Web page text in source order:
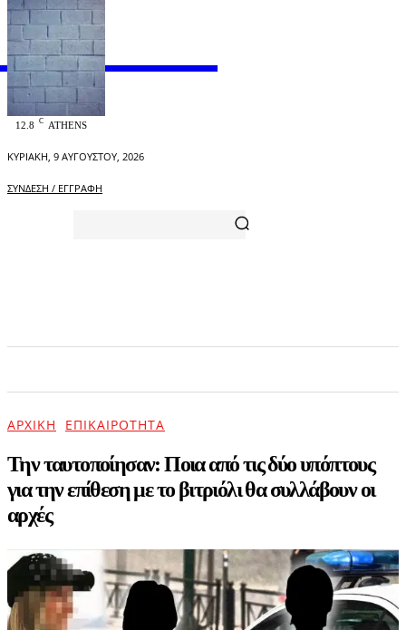
OFFICIAL
12.8 C ATHENS
ΚΥΡΙΑΚΉ, 9 ΑΥΓΟΎΣΤΟΥ, 2026
ΣΎΝΔΕΣΗ / ΕΓΓΡΑΦΉ
ΑΡΧΙΚΉ ΕΠΙΚΑΙΡΌΤΗΤΑ
Την ταυτοποίησαν: Ποια από τις δύο υπόπτους
για την επίθεση με το βιτριόλι θα συλλάβουν οι
αρχές